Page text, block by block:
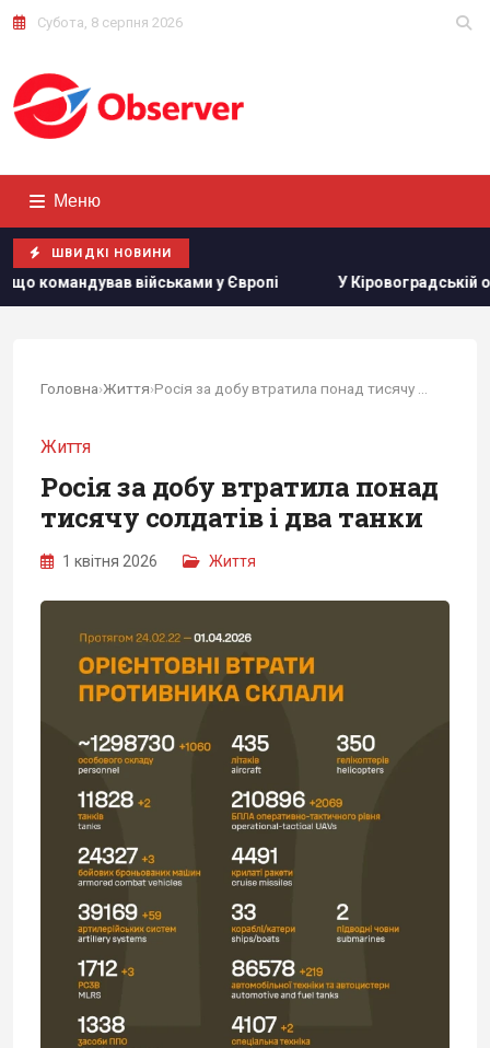
Субота, 8 серпня 2026
Меню
ШВИДКІ НОВИНИ
у Європі У Кіровоградській області розбився
Головна›Життя›
Життя
Росія за добу втратила понад
тисячу солдатів і два танки
1 квітня 2026 Життя